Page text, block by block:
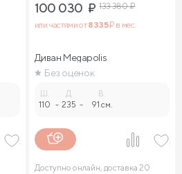
100 030 ₽ 133 380₽
или частями от8 335₽ в мес.
Диван Megapolis
Без оценок
110 -
Д.
235 -
В.
91 см.
Доступно онлайн, доставка 20